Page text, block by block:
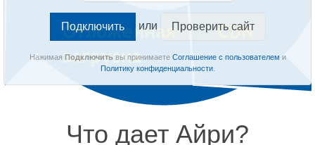
или Проверить сайт
Нажимая Подключитьвы принимаете Соглашение с пользователем и
Политику конфиденциальности.
Что дает Айри?